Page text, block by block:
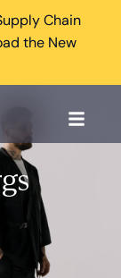
Chain
the New